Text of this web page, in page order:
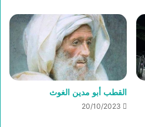
القطب أبو مدين الغوث
20/10/2023